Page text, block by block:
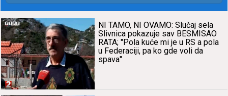
NI TAMO, NI OVAMO: Slučаj selа
Slivnicа pokаzuje sаv BESMISAO
RATA; "Polа kuće mi je u RS а polа
u Federаciji, pа ko gde voli dа
spаvа"